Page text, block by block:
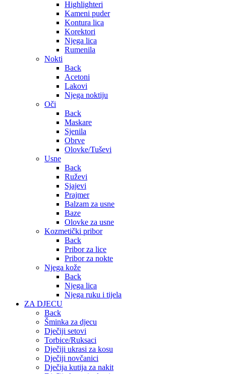
Highlighteri
Kameni puder
Kontura lica
Korektori
Njega lica
Rumenila
Nokti
Back
Acetoni
Lakovi
Njega noktiju
Oči
Back
Maskare
Sjenila
Obrve
Olovke/Tuševi
Usne
Back
Ruževi
Sjajevi
Prajmer
Balzam za usne
Baze
Olovke za usne
Kozmetički pribor
Back
Pribor za lice
Pribor za nokte
Njega kože
Back
Njega lica
Njega ruku i tijela
ZA DJECU
Back
Šminka za djecu
Dječiji setovi
Torbice/Ruksaci
Dječiji ukrasi za kosu
Dječiji novčanici
Dječija kutija za nakit